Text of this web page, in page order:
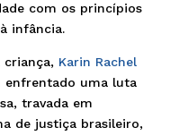
com os princípios
infância.
criança, Karin Rachel
enfrentado uma luta
travada em
de justiça brasileiro,